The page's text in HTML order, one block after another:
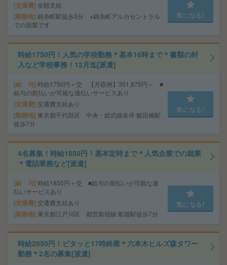
交通費 全額支給
勤務地 錦糸町駅徒歩3分 ※錦糸町アルカセントラル
での就業です
気になる!
時給1750円！人気の学校勤務＊基本16時まで＊書類の封
入など学校事務！12月迄[派遣]
給 与 時給1750円＋交 【月収例】301,875円～ ■
給与の前払いが可能な速払いサービスあり
交通費 交通費支給あり
勤務地 東京都千代田区 中央・総武線各停 飯田橋駅
徒歩7分
気になる!
4名募集！時給1850円！基本定時まで＊人気企業での就業
＊電話業務など[派遣]
給 与 時給1850円＋交 ■給与の前払いが可能な速
払いサービスあり
交通費 交通費支給あり
勤務地 東京都江戸川区 都営新宿線 船堀駅徒歩7分
気になる!
時給2050円！ピタッと17時終業＊六本木ヒルズ森タワー
勤務＊2名の募集[派遣]